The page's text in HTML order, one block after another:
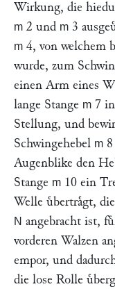
Wirkung, die
m 2 und m 3
m 4, von welchem
wurde, zum
einen Arm eines
lange Stange m 7
Stellung, und
Schwingehebel m
Augenblike den
Stange m 10 ein
Welle uͤbertraͤgt,
N angebracht ist,
vorderen Walzen
empor, und
die lose Rolle